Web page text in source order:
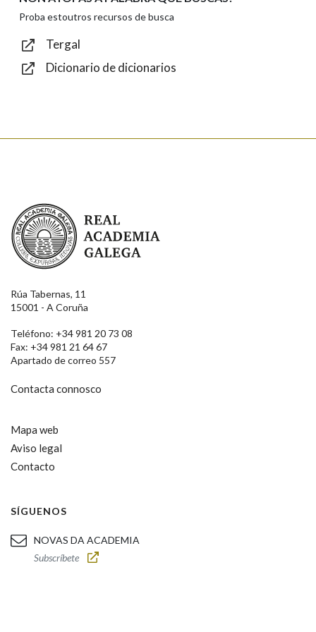
Texto de verificación
Proba estoutros recursos de busca
Tergal
Dicionario de dicionarios
Real Academia Galega
Rúa Tabernas, 11
15001 - A Coruña
Teléfono: +34 981 20 73 08
Fax: +34 981 21 64 67
Apartado de correo 557
Contacta connosco
Mapa web
Aviso legal
Contacto
SÍGUENOS
NOVAS DA ACADEMIA
Subscríbete